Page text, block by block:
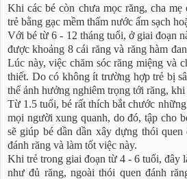
Khi các bé còn chưa mọc răng, cha
trẻ bằng gạc mềm thấm nước ấm sạch
Với bé từ 6 - 12 tháng tuổi, ở giai đoạn này,
được khoảng 8 cái răng và răng hàm
Lúc này, việc chăm sóc răng miệng và cho bé đánh răng là rất cần
thiết. Do có không ít trường hợp trẻ bị sâu răng ở giai đoạn này có
thể ảnh hưởng
Từ 1.5 tuổi, bé rất thích bắt chước những
mọi người xung quanh, do đó, tập cho
sẽ giúp bé dần dần xây dựng thói quen đánh răng, tiếp nhận việc
đánh răng và làm tốt việc này.
Khi trẻ trong giai đoạn từ 4 - 6 tuổi, đây là giai
như đủ răng, ngoài thói quen đánh